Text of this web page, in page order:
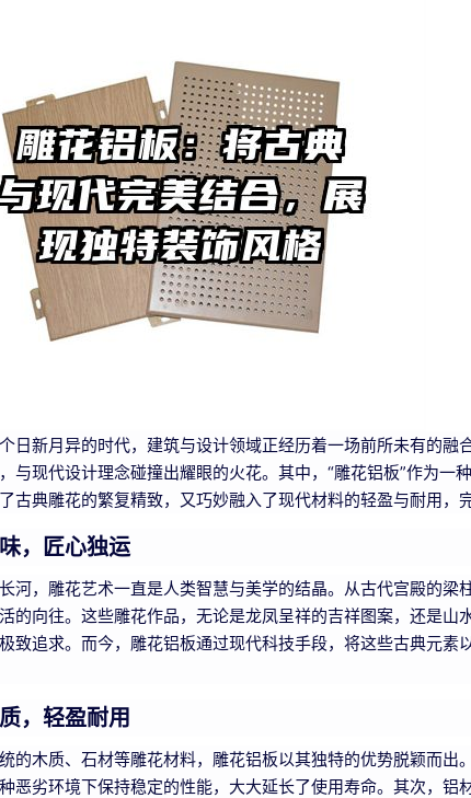
日新月异的时代，建筑与设计领域正经历着一场前所未有的
与现代设计理念碰撞出耀眼的火花。其中，“雕花铝板”作为
古典雕花的繁复精致，又巧妙融入了现代材料的轻盈与耐用，
，匠心独运
河，雕花艺术一直是人类智慧与美学的结晶。从古代宫殿的
的向往。这些雕花作品，无论是龙凤呈祥的吉祥图案，还是
致追求。而今，雕花铝板通过现代科技手段，将这些古典元
，轻盈耐用
的木质、石材等雕花材料，雕花铝板以其独特的优势脱颖而出
恶劣环境下保持稳定的性能，大大延长了使用寿命。其次，